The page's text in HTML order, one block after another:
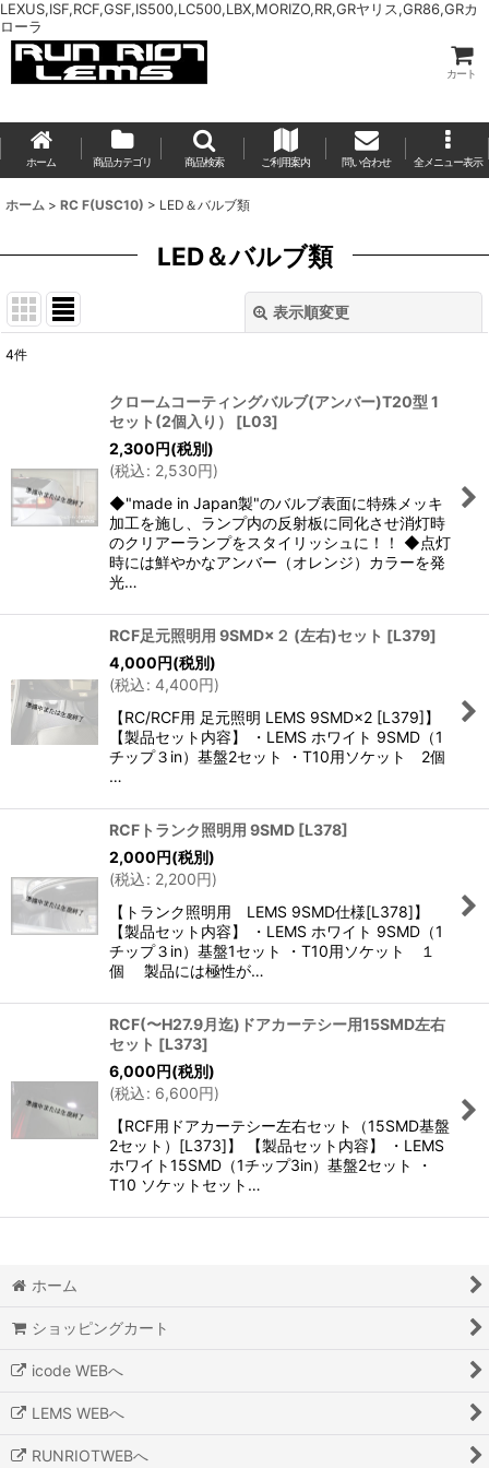
LEXUS,ISF,RCF,GSF,IS500,LC500,LBX,MORIZO,RR,GRヤリス,GR86,GRカ
ローラ
カート
ホーム 商品カテゴリ 商品検索 ご利用案内 問い合わせ 全メニュー表示
ホーム > RC F(USC10) > LED＆バルブ類
LED＆バルブ類
表示順変更
絞り込む
4件
クロームコーティングバルブ(アンバー)T20型 1
セット(2個入り）
[L03]
2,300円(税別)
(税込: 2,530円)
◆"made in Japan製"のバルブ表面に特殊メッキ
加工を施し、ランプ内の反射板に同化させ消灯時
のクリアーランプをスタイリッシュに！！ ◆点灯
時には鮮やかなアンバー（オレンジ）カラーを発
光…
RCF足元照明用 9SMD×２ (左右)セット [L379]
4,000円(税別)
(税込: 4,400円)
【RC/RCF用 足元照明 LEMS 9SMD×2 [L379]】
【製品セット内容】 ・LEMS ホワイト 9SMD（1
チップ３in）基盤2セット ・T10用ソケット 2個
…
RCFトランク照明用 9SMD [L378]
2,000円(税別)
(税込: 2,200円)
【トランク照明用 LEMS 9SMD仕様[L378]】
【製品セット内容】 ・LEMS ホワイト 9SMD（1
チップ３in）基盤1セット ・T10用ソケット １
個 製品には極性が…
RCF(〜H27.9月迄)ドアカーテシー用15SMD左右
セット [L373]
6,000円(税別)
(税込: 6,600円)
【RCF用ドアカーテシー左右セット（15SMD基盤
2セット）[L373]】 【製品セット内容】 ・LEMS
ホワイト15SMD（1チップ3in）基盤2セット ・
T10 ソケットセット…
ホーム
ショッピングカート
icode WEBへ
LEMS WEBへ
RUNRIOTWEBへ